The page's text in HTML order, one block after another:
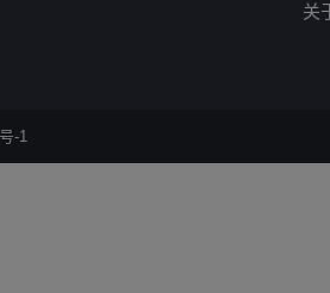
关
-1